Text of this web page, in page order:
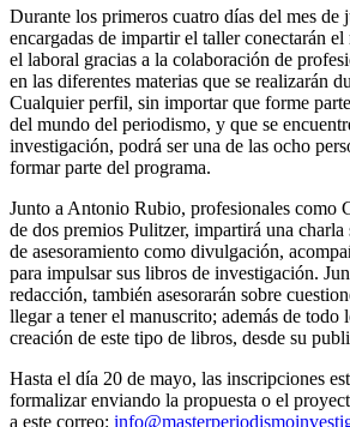
Durante los primeros cuatro días del mes de
encargadas de impartir el taller conectarán
el laboral gracias a la colaboración de
en las diferentes materias que se realizarán
Cualquier perfil, sin importar que forme
del mundo del periodismo, y que se
investigación, podrá ser una de las ocho
formar parte del programa.
Junto a Antonio Rubio, profesionales como
de dos premios Pulitzer, impartirá una charla
de asesoramiento como divulgación,
para impulsar sus libros de investigación.
redacción, también asesorarán sobre
llegar a tener el manuscrito; además de todo
creación de este tipo de libros, desde su
Hasta el día 20 de mayo, las inscripciones
formalizar enviando la propuesta o el
a este correo: